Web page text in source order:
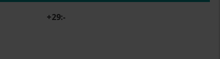
+29:-